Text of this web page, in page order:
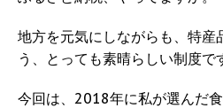
地方を元気にしながらも、特産
う、とっても素晴らしい制度で
今回は、2018年に私が選んだ